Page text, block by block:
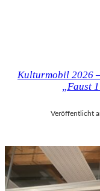
Kulturmobil 2026
„Faust
Veröffentlicht